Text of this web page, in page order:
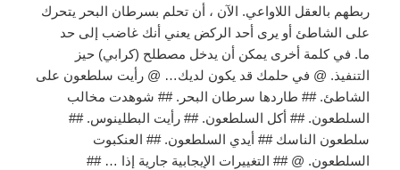
ربطهم بالعقل اللاواعي. الآن ، أن تحلم بسرطان البحر يتحرك
على الشاطئ أو يرى أحد الركض يعني أنك غاضب إلى حد
ما. في كلمة أخرى يمكن أن يدخل مصطلح (كرابي) حيز
التنفيذ. @ في حلمك قد يكون لديك… @ رأيت سلطعون على
الشاطئ. ## طاردها سرطان البحر. ## شوهدت مخالب
السلطعون. ## أكل السلطعون. ## رأيت البطلينوس. ##
سلطعون الناسك ## أيدي السلطعون. ## العنكبوت
السلطعون. @ ## التغييرات الإيجابية جارية إذا … ##